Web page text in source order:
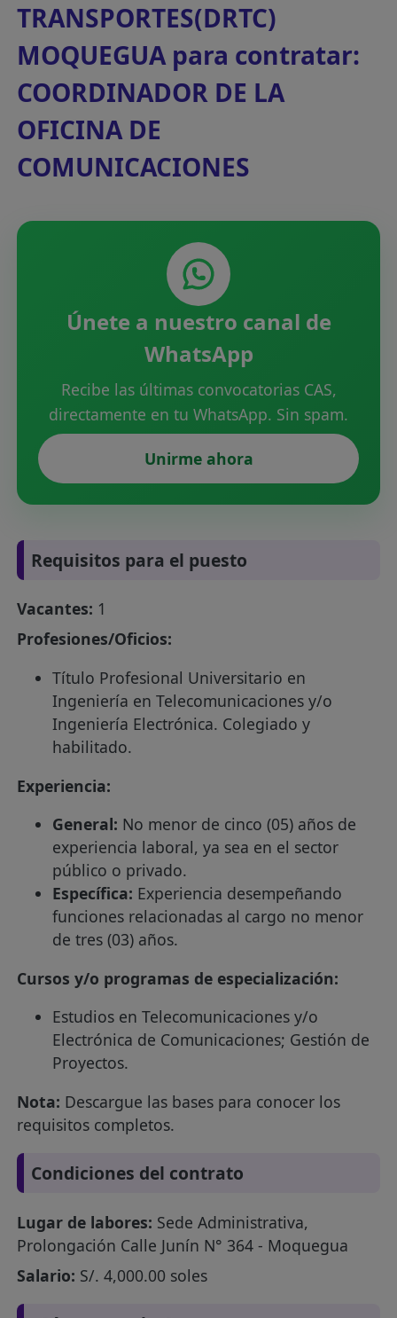
TRANSPORTES(DRTC)
MOQUEGUA para contratar:
COORDINADOR DE LA
OFICINA DE
COMUNICACIONES
Únete a nuestro canal de
WhatsApp
Recibe las últimas convocatorias CAS,
directamente en tu WhatsApp. Sin spam.
Unirme ahora
Requisitos para el puesto
Vacantes: 1
Profesiones/Oficios:
Título Profesional Universitario en
Ingeniería en Telecomunicaciones y/o
Ingeniería Electrónica. Colegiado y
habilitado.
Experiencia:
General: No menor de cinco (05) años de
experiencia laboral, ya sea en el sector
público o privado.
Específica: Experiencia desempeñando
funciones relacionadas al cargo no menor
de tres (03) años.
Cursos y/o programas de especialización:
Estudios en Telecomunicaciones y/o
Electrónica de Comunicaciones; Gestión de
Proyectos.
Nota: Descargue las bases para conocer los
requisitos completos.
Condiciones del contrato
Lugar de labores: Sede Administrativa,
Prolongación Calle Junín N° 364 - Moquegua
Salario: S/. 4,000.00 soles